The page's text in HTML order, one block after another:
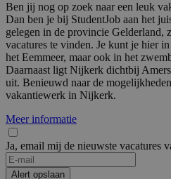
Ben jij nog op zoek naar een leuk
Dan ben je bij StudentJob aan het
gelegen in de provincie Gelderland,
vacatures te vinden. Je kunt je hier
het Eemmeer, maar ook in het
Daarnaast ligt Nijkerk dichtbij
uit. Benieuwd naar de
vakantiewerk in Nijkerk.
Meer informatie
Ja, email mij de nieuwste vacatures
Alert opslaan